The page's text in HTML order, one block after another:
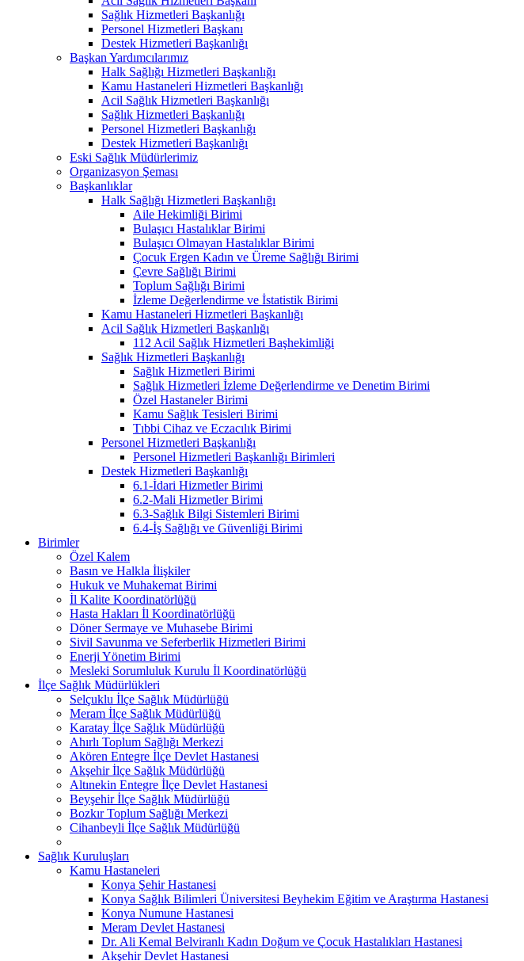
Sağlık Hizmetleri Başkanlığı
Personel Hizmetleri Başkanı
Destek Hizmetleri Başkanlığı
Başkan Yardımcılarımız
Halk Sağlığı Hizmetleri Başkanlığı
Kamu Hastaneleri Hizmetleri Başkanlığı
Acil Sağlık Hizmetleri Başkanlığı
Sağlık Hizmetleri Başkanlığı
Personel Hizmetleri Başkanlığı
Destek Hizmetleri Başkanlığı
Eski Sağlık Müdürlerimiz
Organizasyon Şeması
Başkanlıklar
Halk Sağlığı Hizmetleri Başkanlığı
Aile Hekimliği Birimi
Bulaşıcı Hastalıklar Birimi
Bulaşıcı Olmayan Hastalıklar Birimi
Çocuk Ergen Kadın ve Üreme Sağlığı Birimi
Çevre Sağlığı Birimi
Toplum Sağlığı Birimi
İzleme Değerlendirme ve İstatistik Birimi
Kamu Hastaneleri Hizmetleri Başkanlığı
Acil Sağlık Hizmetleri Başkanlığı
112 Acil Sağlık Hizmetleri Başhekimliği
Sağlık Hizmetleri Başkanlığı
Sağlık Hizmetleri Birimi
Sağlık Hizmetleri İzleme Değerlendirme ve Denetim Birimi
Özel Hastaneler Birimi
Kamu Sağlık Tesisleri Birimi
Tıbbi Cihaz ve Eczacılık Birimi
Personel Hizmetleri Başkanlığı
Personel Hizmetleri Başkanlığı Birimleri
Destek Hizmetleri Başkanlığı
6.1-İdari Hizmetler Birimi
6.2-Mali Hizmetler Birimi
6.3-Sağlık Bilgi Sistemleri Birimi
6.4-İş Sağlığı ve Güvenliği Birimi
Birimler
Özel Kalem
Basın ve Halkla İlişkiler
Hukuk ve Muhakemat Birimi
İl Kalite Koordinatörlüğü
Hasta Hakları İl Koordinatörlüğü
Döner Sermaye ve Muhasebe Birimi
Sivil Savunma ve Seferberlik Hizmetleri Birimi
Enerji Yönetim Birimi
Mesleki Sorumluluk Kurulu İl Koordinatörlüğü
İlçe Sağlık Müdürlükleri
Selçuklu İlçe Sağlık Müdürlüğü
Meram İlçe Sağlık Müdürlüğü
Karatay İlçe Sağlık Müdürlüğü
Ahırlı Toplum Sağlığı Merkezi
Akören Entegre İlçe Devlet Hastanesi
Akşehir İlçe Sağlık Müdürlüğü
Altınekin Entegre İlçe Devlet Hastanesi
Beyşehir İlçe Sağlık Müdürlüğü
Bozkır Toplum Sağlığı Merkezi
Cihanbeyli İlçe Sağlık Müdürlüğü
Sağlık Kuruluşları
Kamu Hastaneleri
Konya Şehir Hastanesi
Konya Sağlık Bilimleri Üniversitesi Beyhekim Eğitim ve Araştırma Hastanesi
Konya Numune Hastanesi
Meram Devlet Hastanesi
Dr. Ali Kemal Belviranlı Kadın Doğum ve Çocuk Hastalıkları Hastanesi
Akşehir Devlet Hastanesi